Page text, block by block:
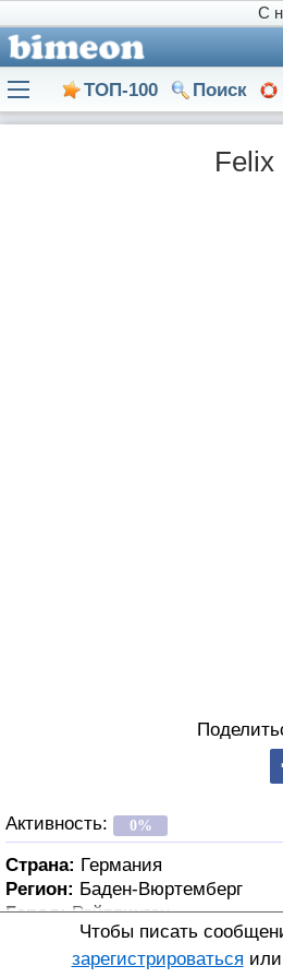
С
ТОП-100 Поиск
Felix
Активность: 0%
Страна: Германия
Регион: Баден-Вюртемберг
Город:Ройтлинген
Возраст:48 лет
Чтобы писать
зарегистрироваться или